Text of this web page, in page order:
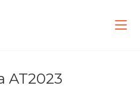
AT2023